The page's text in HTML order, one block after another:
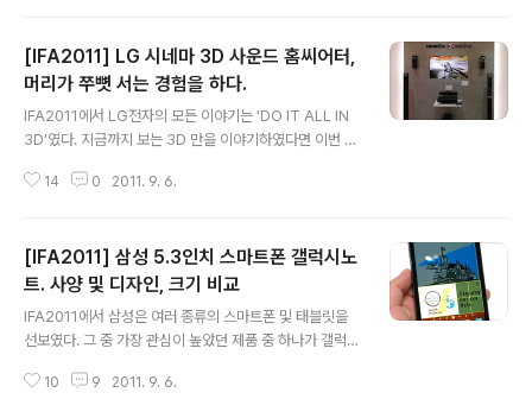
은 관람객들은 눈으로, 손으로 확인하기 위해 북새통을 이
뤘다. ■ DO IT ALL IN 3D! 충격적인 3D 파노라마 월(W
all) LG전자는 IT 분야와 가전 분야로 나누어 대규모로 제
품들을 전시하였다. 메세 전시장의 정문에 해당하는 북쪽
이 모바일과 다양한 제품의 소개에 주력했다면 LG는 ..
[IFA2011] LG 시네마 3D 사운드 홈씨어터,
머리가 쭈뼛 서는 경험을 하다.
IFA2011에서 LG전자의 모든 이야기는 'DO IT ALL IN
3D'였다. 지금까지 보는 3D 만을 이야기하였다면 이번 행
기 위해 '3D 사운드'를 더했다. 그렇게 구성된 시스템을 '시
마 3D 사운드 기존의 5.2채널 방식은 평면적인 서라운드
방식이었다면, '시네마 3D사운드 시스템'에 사용된 HX90
6TX 모델에는 다이아몬드 모양의 스피커 4개를 더해 소
리가 아래로 쏟아지는 듯한 느낌을 갖는 효과를 추가하였
를 한다'하여 '사운드 샤워'라 말하고 있다. '시네마 3..
14 0 2011. 9. 6.
[IFA2011] 삼성 5.3인치 스마트폰 갤럭시노
트. 사양 및 디자인, 크기 비교
IFA2011에서 삼성은 여러 종류의 스마트폰 및 태블릿을
선보였다. 그 중 가장 관심이 높았던 제품 중 하나가 갤럭시
상도는 스마트폰이라기보다 태블릿에 가깝다는 생각을 들
10 9 2011. 9. 6.